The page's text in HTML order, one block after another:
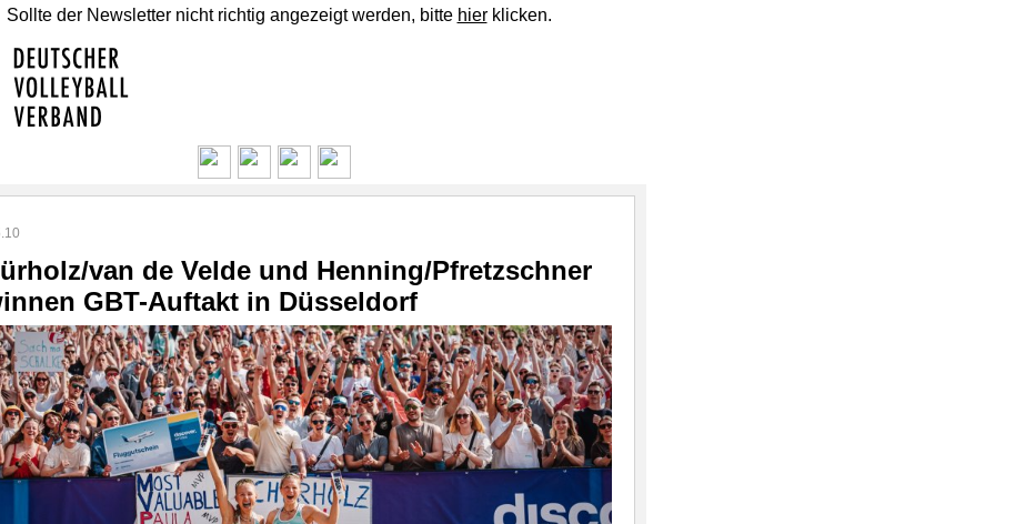
Sollte der Newsletter nicht richtig angezeigt werden, bitte hierklicken.
van de Velde und Henning/Pfretzschner
GBT-Auftakt in Düsseldorf